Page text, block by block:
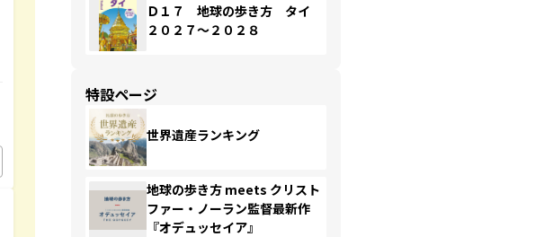
Ｄ１７ 地球の歩き方 タイ
２０２７～２０２８
特設ページ
世界遺産ランキング
地球の歩き方 meets クリスト
ファー・ノーラン監督最新作
『オデュッセイア』